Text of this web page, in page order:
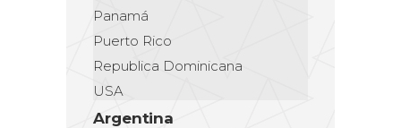
Panamá
Puerto Rico
Republica Dominicana
USA
Argentina